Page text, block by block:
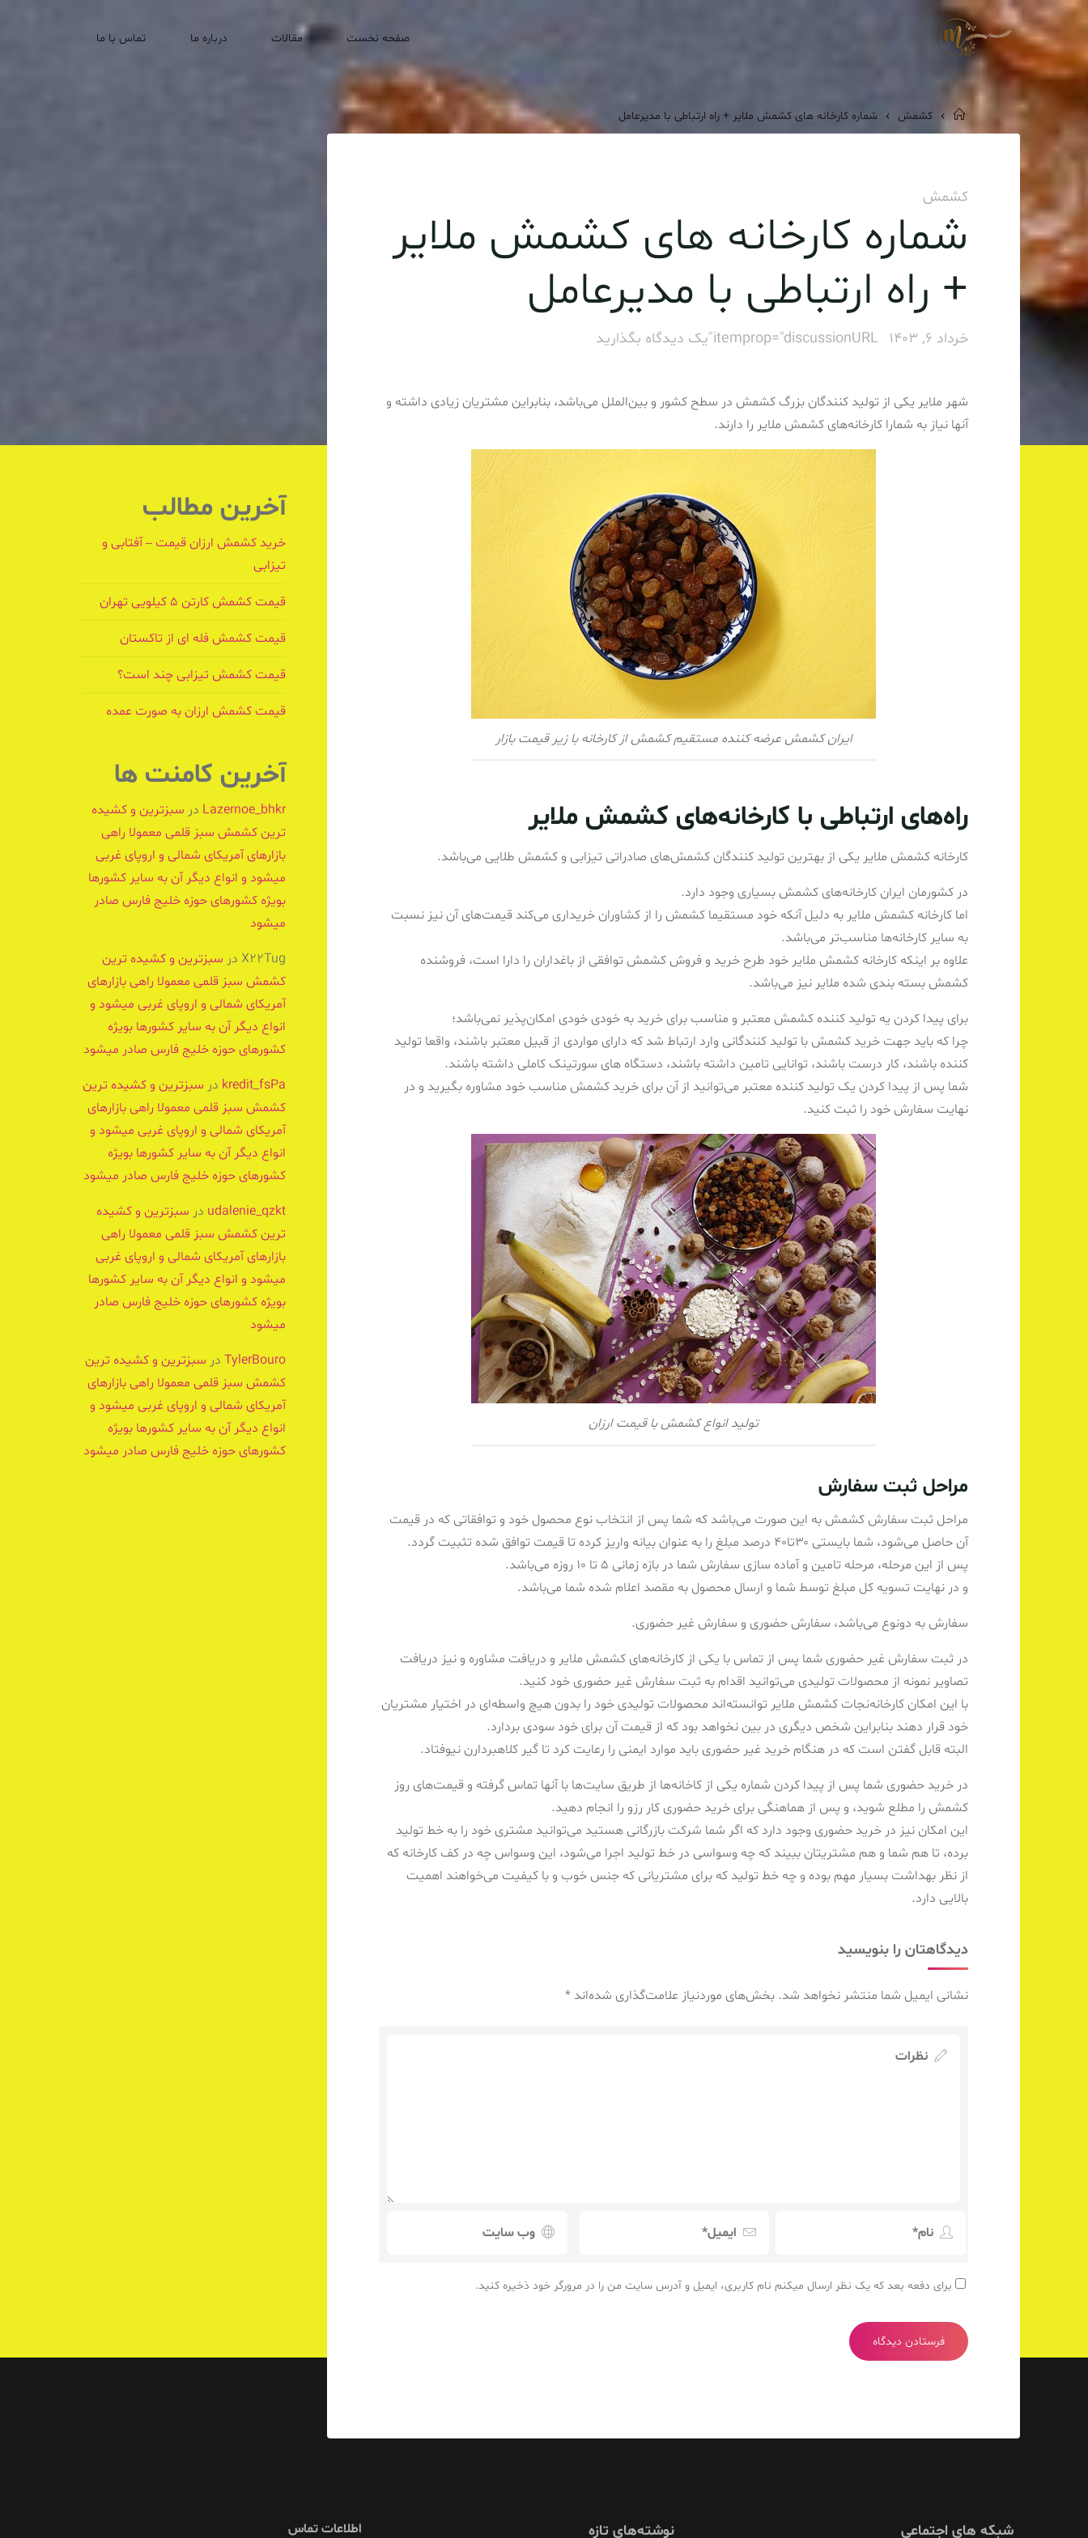
Skip
content
صفحه نخست مقالات درباره ما تماس با ما
خانهکشمش شماره کارخانه های کشمش ملایر + راه ارتباطی با مدیرعامل
کشمش
شماره کارخانه های کشمش ملایر
+ راه ارتباطی با مدیرعامل
خرداد 6, 1403 itemprop="discussionURL" یک دیدگاه بگذارید
شهر ملایر یکی از تولید کنندگان بزرگ کشمش در سطح کشور و بین‌الملل می‌باشد، بنابراین مشتریان زیادی داشته و
آنها نیاز به شمارا کارخانه‌های کشمش ملایر را دارند.
ایران کشمش عرضه کننده مستقیم کشمش از کارخانه با زیر قیمت بازار
راه‌های ارتباطی با کارخانه‌های‌ کشمش ملایر
کارخانه کشمش ملایر یکی از بهترین تولید کنندگان کشمش‌های صادراتی تیزابی و کشمش طلایی می‌باشد.
در کشورمان ایران کارخانه‌های کشمش بسیاری وجود دارد.
اما کارخانه کشمش ملایر به دلیل آنکه خود مستقیما کشمش را از کشاوران خریداری می‌کند قیمت‌های آن نیز نسبت
به سایر کارخانه‌ها مناسب‌تر می‌باشد.
علاوه بر اینکه کارخانه کشمش ملایر خود طرح خرید و فروش کشمش توافقی از باغداران را دارا است، فروشنده
کشمش بسته بندی شده ملایر نیز می‌باشد.
برای پیدا کردن یه تولید کننده کشمش معتبر و مناسب برای خرید به خودی خودی امکان‌پذیر نمی‌باشد؛
چرا که باید جهت خرید کشمش با تولید کنندگانی وارد ارتباط شد که دارای مواردی از قبیل معتبر باشند، واقعا تولید
کننده باشند، کار درست باشند، توانایی تامین داشته باشند، دستگاه های سورتینک کاملی داشته باشند.
شما پس از پیدا کردن یک تولید کننده معتبر می‌توانید از آن برای خرید کشمش مناسب خود مشاوره بگیرید و در
نهایت سفارش خود را ثبت کنید.
تولید انواع کشمش با قیمت ارزان
مراحل ثبت سفارش
مراحل ثبت سفارش کشمش به این صورت می‌باشد که شما پس از انتخاب نوع محصول خود و توافقاتی که در قیمت
آن حاصل می‌شود، شما بایستی ۳۰تا۴۰ درصد مبلغ را به عنوان بیانه واریز کرده تا قیمت توافق شده تثبیت گردد.
پس از این مرحله، مرحله تامین و آماده سازی سفارش شما در بازه زمانی ۵ تا ۱۰ روزه می‌باشد.
و در نهایت تسویه کل مبلغ توسط شما و ارسال محصول به مقصد اعلام شده شما می‌باشد.
سفارش به دونوع می‌باشد، سفارش حضوری و سفارش غیر حضوری‌.
در ثبت سفارش غیر حضوری شما پس از تماس با یکی از کارخانه‌های کشمش ملایر و دریافت مشاوره و نیز دریافت
تصاویر نمونه از محصولات تولیدی می‌توانید اقدام به ثبت سفارش غیر حضوری خود کنید.
با این امکان کارخانه‌نجات کشمش ملایر توانسته‌اند محصولات تولیدی خود را بدون هیچ واسطه‌ای در اختیار مشتریان
خود قرار دهند بنابراین شخص دیگری در بین نخواهد بود که از قیمت آن برای خود سودی بردارد.
البته قابل گفتن است که در هنگام خرید غیر حضوری باید موارد ایمنی را رعایت کرد تا گیر کلاهبردارن نیوفتاد.
در خرید حضوری شما پس از پیدا کردن شماره یکی از کاخانه‌ها از طریق سایت‌ها با آنها تماس گرفته و قیمت‌های روز
کشمش را مطلع شوید، و پس از هماهنگی برای خرید حضوری کار رزو را انجام دهید.
این امکان نیز در خرید حضوری وجود دارد که اگر شما شرکت بازرگانی هستید می‌توانید مشتری خود را به خط تولید
برده، تا هم شما و هم مشتریتان ببیند که چه وسواسی در خط تولید اجرا می‌شود، این وسواس چه در کف کارخانه که
از نظر بهداشت بسیار مهم بوده و چه خط تولید که برای مشتریانی که جنس خوب و با کیفیت می‌خواهند اهمیت
بالایی دارد.
دیدگاهتان را بنویسید
نشانی ایمیل شما منتشر نخواهد شد. بخش‌های موردنیاز علامت‌گذاری شده‌اند *
برای دفعه بعد که یک نظر ارسال میکنم نام کاربری، ایمیل و آدرس سایت من را در مرورگر خود ذخیره کنید.
آخرین مطالب
خرید کشمش ارزان قیمت – آفتابی و
تیزابی
قیمت کشمش کارتن ۵ کیلویی تهران
قیمت کشمش فله ای از تاکستان
قیمت کشمش تیزابی چند است؟
قیمت کشمش ارزان به صورت عمده
آخرین کامنت ها
Lazernoe_bhkr در سبزترین و کشیده
ترین کشمش سبز قلمی معمولا راهی
بازارهای آمریکای شمالی و اروپای غربی
میشود و انواع دیگر آن به سایر کشورها
بویژه کشورهای حوزه خلیج فارس صادر
میشود
X22Tug در سبزترین و کشیده ترین
کشمش سبز قلمی معمولا راهی بازارهای
آمریکای شمالی و اروپای غربی میشود و
انواع دیگر آن به سایر کشورها بویژه
کشورهای حوزه خلیج فارس صادر میشود
kredit_fsPa در سبزترین و کشیده ترین
کشمش سبز قلمی معمولا راهی بازارهای
آمریکای شمالی و اروپای غربی میشود و
انواع دیگر آن به سایر کشورها بویژه
کشورهای حوزه خلیج فارس صادر میشود
udalenie_qzkt در سبزترین و کشیده
ترین کشمش سبز قلمی معمولا راهی
بازارهای آمریکای شمالی و اروپای غربی
میشود و انواع دیگر آن به سایر کشورها
بویژه کشورهای حوزه خلیج فارس صادر
میشود
TylerBouro در سبزترین و کشیده ترین
کشمش سبز قلمی معمولا راهی بازارهای
آمریکای شمالی و اروپای غربی میشود و
انواع دیگر آن به سایر کشورها بویژه
کشورهای حوزه خلیج فارس صادر میشود
شبکه های اجتماعی نوشته‌های تازه اطلاعات تماس